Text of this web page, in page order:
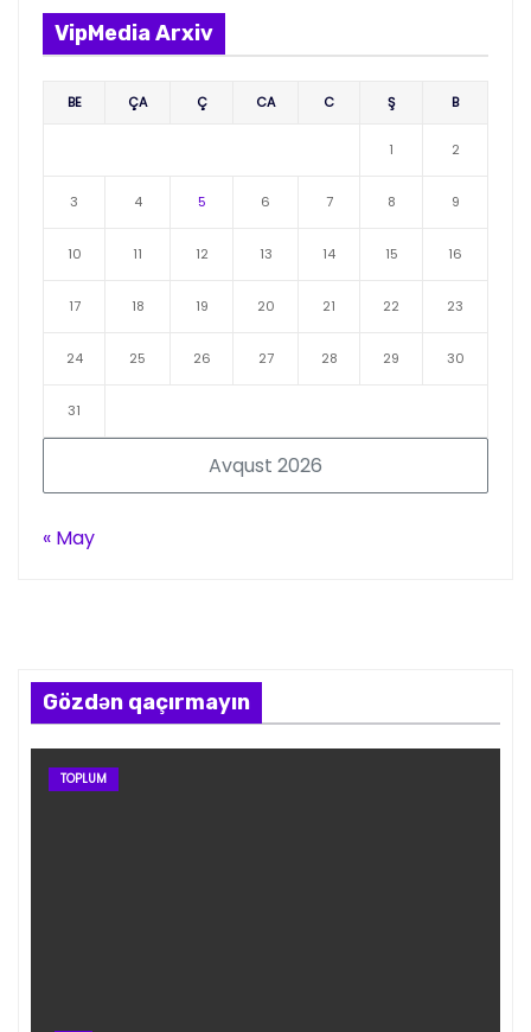
VipMedia Arxiv
Avqust 2026
BE ÇA Ç CA C Ş B
1 2
3 4 5 6 7 8 9
10 11 12 13 14 15 16
17 18 19 20 21 22 23
24 25 26 27 28 29 30
31
« May
Gözdən qaçırmayın
TOPLUM